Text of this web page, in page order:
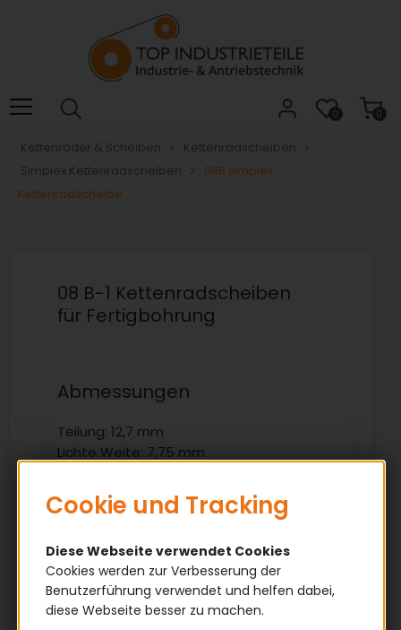
das
Barrierefreiheitsmenü
und
0
0
Kettenräder & Scheiben
Kettenradscheiben
Simplex Kettenradscheiben
08B simplex
Kettenradscheibe
08 B-1 Kettenradscheiben
für Fertigbohrung
Abmessungen
Teilung: 12,7 mm
Lichte Weite: 7,75 mm
✅ Simplex Ausführung
✅ Fertigbohrung
✅ Rohling, unbearbeitet
Cookie und Tracking
Diese Webseite verwendet Cookies
Cookies werden zur Verbesserung der
Benutzerführung verwendet und helfen dabei,
diese Webseite besser zu machen.